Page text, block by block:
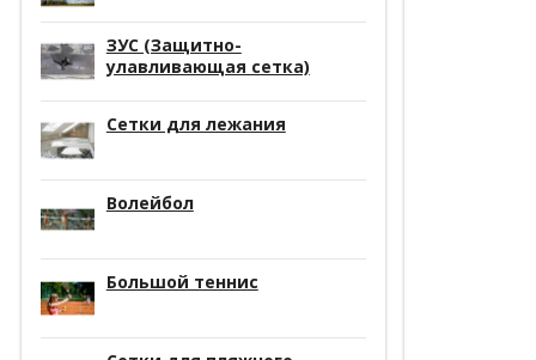
ЗУС (Защитно-
улавливающая сетка)
Сетки для лежания
Волейбол
Большой теннис